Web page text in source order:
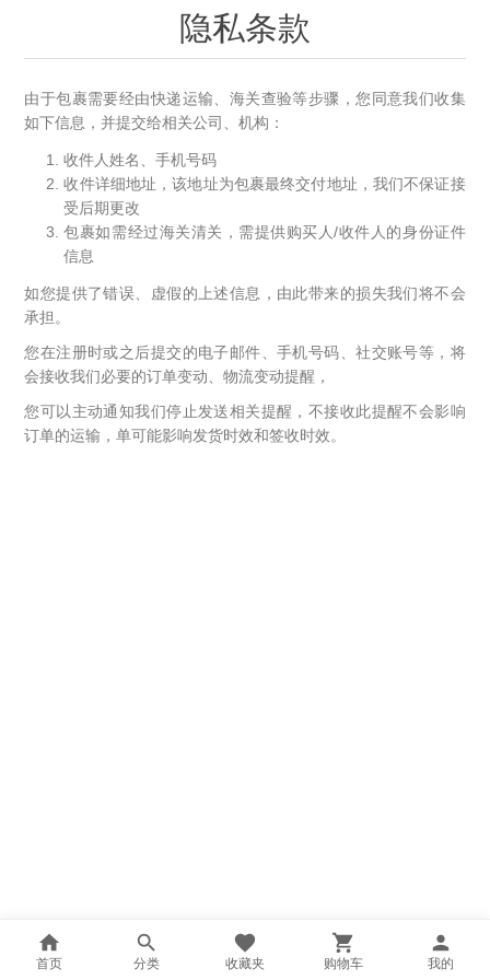
隐私条款
由于包裹需要经由快递运输、海关查验等步骤，您同意我们收集
如下信息，并提交给相关公司、机构：
收件人姓名、手机号码
收件详细地址，该地址为包裹最终交付地址，我们不保证接
受后期更改
包裹如需经过海关清关，需提供购买人/收件人的身份证件
信息
如您提供了错误、虚假的上述信息，由此带来的损失我们将不会
承担。
您在注册时或之后提交的电子邮件、手机号码、社交账号等，将
会接收我们必要的订单变动、物流变动提醒，
您可以主动通知我们停止发送相关提醒，不接收此提醒不会影响
订单的运输，单可能影响发货时效和签收时效。
首页 分类 收藏夹 购物车 我的